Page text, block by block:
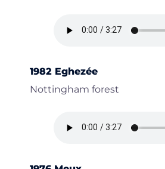
1982 Eghezée
Nottingham forest